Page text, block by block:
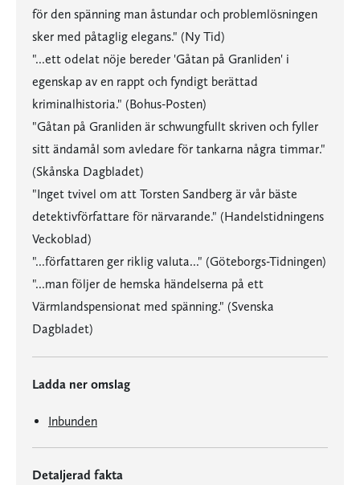
för den spänning man åstundar och problemlösningen
sker med påtaglig elegans." (Ny Tid)
"...ett odelat nöje bereder 'Gåtan på Granliden' i
egenskap av en rappt och fyndigt berättad
kriminalhistoria." (Bohus-Posten)
"Gåtan på Granliden är schwungfullt skriven och fyller
sitt ändamål som avledare för tankarna några timmar."
(Skånska Dagbladet)
"Inget tvivel om att Torsten Sandberg är vår bäste
detektivförfattare för närvarande." (Handelstidningens
Veckoblad)
"...författaren ger riklig valuta..." (Göteborgs-Tidningen)
"...man följer de hemska händelserna på ett
Värmlandspensionat med spänning." (Svenska
Dagbladet)
Ladda ner omslag
Inbunden
Detaljerad fakta